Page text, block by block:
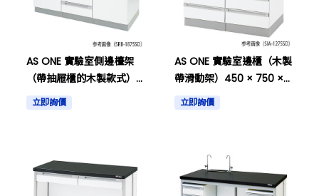
AS ONE 實驗室側邊檯架
（帶抽屜櫃的木製款式）
1800 × 750 × 800毫米等
其他物品
立即詢價
AS ONE 實驗室邊櫃（木製
帶滑動架）450 × 750 ×
800毫米，還有其他
立即詢價